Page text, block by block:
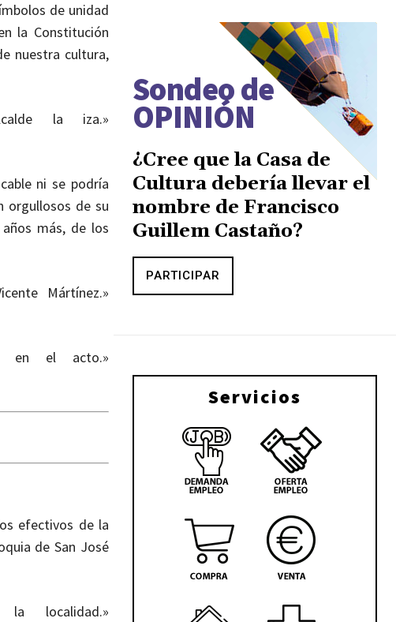
de unidad
la Constitución
nuestra cultura,
la iza.»
ni se podría
orgullosos de su
más, de los
Mártínez.»
en el acto.»
efectivos de la
de San José
localidad.»
Sondeo de
OPINIÓN
¿Cree que la Casa de
Cultura debería llevar el
nombre de Francisco
Guillem Castaño?
PARTICIPAR
Servicios